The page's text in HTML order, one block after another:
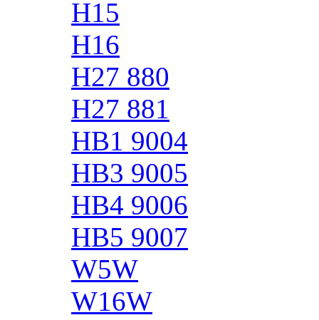
H15
H16
H27 880
H27 881
HB1 9004
HB3 9005
HB4 9006
HB5 9007
W5W
W16W